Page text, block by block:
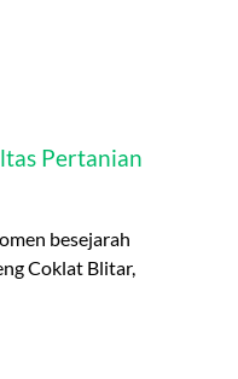
Pertanian
besejarah
Coklat Blitar,